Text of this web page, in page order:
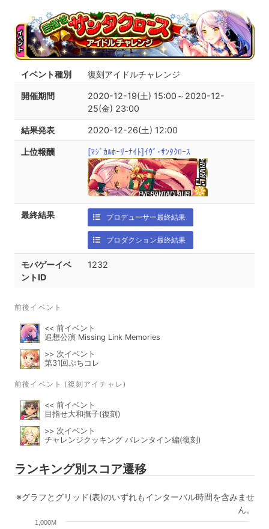
イベント種別 復刻アイドルチャレンジ
開催期間
2020-12-19(土) 15:00～2020-12-
25(金) 23:00
結果発表 2020-12-26(土) 12:00
上位報酬 [ﾏｼﾞｶﾙﾎｰﾘｰﾅｲﾄ]ｲｳﾞ･ｻﾝﾀｸﾛｰｽ
最終結果 プロデューサー最終結果
プロダクション最終結果
モバゲーイベ
ントID
1232
前後イベント
<< 前イベント
追想公演 Missing Link Memories
>> 次イベント
第31回ぷちコレ
前後イベント (復刻アイチャレ)
<< 前イベント
目指せ大和撫子(復刻)
>> 次イベント
チャレンジクッキング バレンタイン編(復刻)
ランキング別スコア遷移
※グラフとグリッド(表)のいずれもインターバル時間を含みませ
ん。
1,000M